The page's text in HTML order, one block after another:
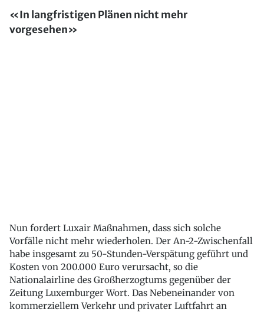
«In langfristigen Plänen nicht mehr
vorgesehen»
Nun fordert Luxair Maßnahmen, dass sich solche
Vorfälle nicht mehr wiederholen. Der An-2-Zwischenfall
habe insgesamt zu 50-Stunden-Verspätung geführt und
Kosten von 200.000 Euro verursacht, so die
Nationalairline des Großherzogtums gegenüber der
Zeitung Luxemburger Wort. Das Nebeneinander von
kommerziellem Verkehr und privater Luftfahrt an